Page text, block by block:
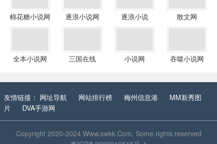
棉花糖小说网 逐浪小说网 逐浪小说 散文网
全本小说网 三国在线 小说网 吞噬小说网
友情链接： 网址导航 网站排行榜 梅州信息港
MM新秀图
片
DVA手游网
Copyright 2020-2024 Www.swkk.Com. Some rights reserved